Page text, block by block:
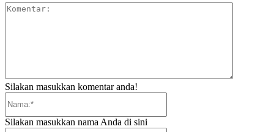
Silakan masukkan komentar anda!
Silakan masukkan nama Anda di sini